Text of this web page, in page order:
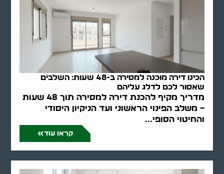
הכינו דירה מוכנה למסירה ב-48 שעות: השלבים
שאסור לכם לדלג עליהם
מדריך מקיף להכנת דירה למסירה תוך 48 שעות
– משלב הפינוי הראשוני ועד הניקיון היסודי
והחיטוי הסופי...
קראו עוד